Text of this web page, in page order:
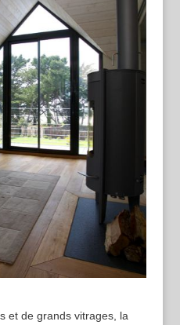
et de grands vitrages, la